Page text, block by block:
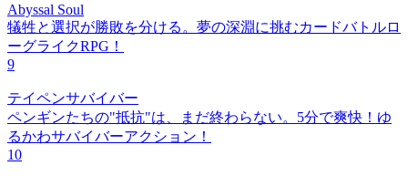
Abyssal Soul
犠牲と選択が勝敗を分ける。夢の深淵に挑むカードバトルロ
ーグライクRPG！
9
テイペンサバイバー
ペンギンたちの"抵抗"は、まだ終わらない。5分で爽快！ゆ
るかわサバイバーアクション！
10